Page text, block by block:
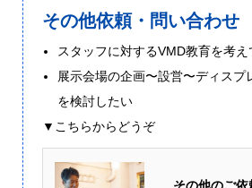
その他依頼・問い合わせ
スタッフに対するVMD教育を考え
展示会場の企画〜設営〜ディスプ
を検討したい
▼こちらからどうぞ